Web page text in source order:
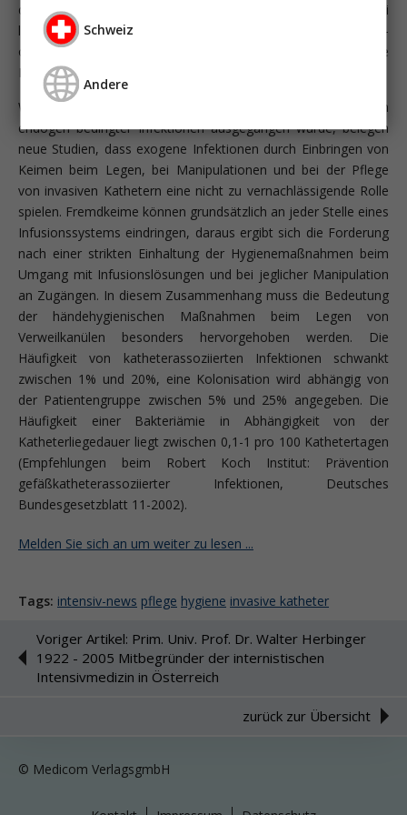
das intravasal liegende Katheterende gelangen. Vor allem bei
langzeitkatheterisierten Patienten und hämatologisch-
onkologischen Patienten ist die intravaskuläre mikrobielle
Besiedelung des Katheters von Bedeutung.
Während in der Vergangenheit von einem Überwiegen
endogen bedingter Infektionen ausgegangen wurde, belegen
neue Studien, dass exogene Infektionen durch Einbringen von
Keimen beim Legen, bei Manipulationen und bei der Pflege
von invasiven Kathetern eine nicht zu vernachlässigende Rolle
spielen. Fremdkeime können grundsätzlich an jeder Stelle eines
Infusionssystems eindringen, daraus ergibt sich die Forderung
nach einer strikten Einhaltung der Hygienemaßnahmen beim
Umgang mit Infusionslösungen und bei jeglicher Manipulation
an Zugängen. In diesem Zusammenhang muss die Bedeutung
der händehygienischen Maßnahmen beim Legen von
Verweilkanülen besonders hervorgehoben werden. Die
Häufigkeit von katheterassoziierten Infektionen schwankt
zwischen 1% und 20%, eine Kolonisation wird abhängig von
der Patientengruppe zwischen 5% und 25% angegeben. Die
Häufigkeit einer Bakteriämie in Abhängigkeit von der
Katheterliegedauer liegt zwischen 0,1-1 pro 100 Kathetertagen
(Empfehlungen beim Robert Koch Institut: Prävention
gefäßkatheterassoziierter Infektionen, Deutsches
Bundesgesetzblatt 11-2002).
Melden Sie sich an um weiter zu lesen ...
Tags: intensiv-news pflege hygiene invasive katheter
Voriger Artikel: Prim. Univ. Prof. Dr. Walter Herbinger
1922 - 2005 Mitbegründer der internistischen
Intensivmedizin in Österreich
zurück zur Übersicht
© Medicom VerlagsgmbH
Schweiz
Andere